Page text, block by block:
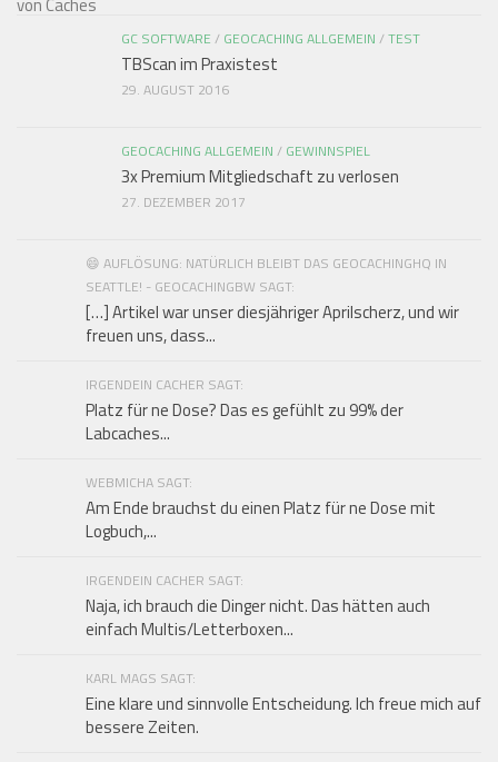
GC SOFTWARE / GEOCACHING ALLGEMEIN /TEST
TBScan im Praxistest
29. AUGUST 2016
GEOCACHING ALLGEMEIN / GEWINNSPIEL
3x Premium Mitgliedschaft zu verlosen
27. DEZEMBER 2017
😄 AUFLÖSUNG: NATÜRLICH BLEIBT DAS GEOCACHINGHQ IN
SEATTLE! - GEOCACHINGBW SAGT:
[…] Artikel war unser diesjähriger Aprilscherz, und wir
freuen uns, dass...
IRGENDEIN CACHER SAGT:
Platz für ne Dose? Das es gefühlt zu 99% der
Labcaches...
WEBMICHA SAGT:
Am Ende brauchst du einen Platz für ne Dose mit
Logbuch,...
IRGENDEIN CACHER SAGT:
Naja, ich brauch die Dinger nicht. Das hätten auch
einfach Multis/Letterboxen...
KARL MAGS SAGT:
Eine klare und sinnvolle Entscheidung. Ich freue mich auf
bessere Zeiten.